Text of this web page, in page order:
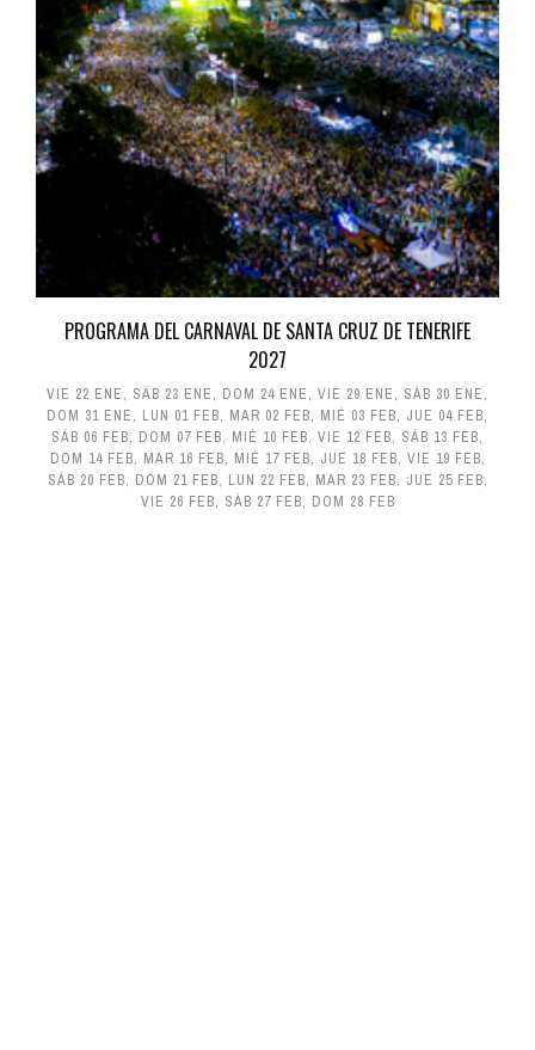
PROGRAMA DEL CARNAVAL DE SANTA CRUZ DE TENERIFE
2027
VIE 22 ENE, SÁB 23 ENE, DOM 24 ENE, VIE 29 ENE, SÁB 30 ENE,
DOM 31 ENE, LUN 01 FEB, MAR 02 FEB, MIÉ 03 FEB, JUE 04 FEB,
SÁB 06 FEB, DOM 07 FEB, MIÉ 10 FEB, VIE 12 FEB, SÁB 13 FEB,
DOM 14 FEB, MAR 16 FEB, MIÉ 17 FEB, JUE 18 FEB, VIE 19 FEB,
SÁB 20 FEB, DOM 21 FEB, LUN 22 FEB, MAR 23 FEB, JUE 25 FEB,
VIE 26 FEB, SÁB 27 FEB, DOM 28 FEB